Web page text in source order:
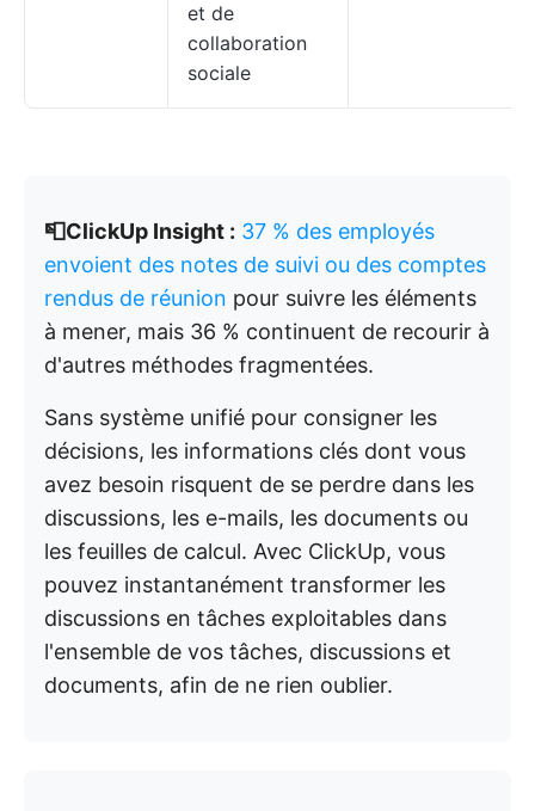
et de
collaboration
sociale
📮ClickUp Insight : 37 % des employés
envoient des notes de suivi ou des comptes
rendus de réunion pour suivre les éléments
à mener, mais 36 % continuent de recourir à
d'autres méthodes fragmentées.
Sans système unifié pour consigner les
décisions, les informations clés dont vous
avez besoin risquent de se perdre dans les
discussions, les e-mails, les documents ou
les feuilles de calcul. Avec ClickUp, vous
pouvez instantanément transformer les
discussions en tâches exploitables dans
l'ensemble de vos tâches, discussions et
documents, afin de ne rien oublier.